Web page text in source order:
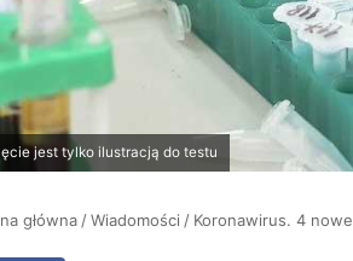
jest tylko ilustracją do testu
główna /Wiadomości / Koronawirus. 4